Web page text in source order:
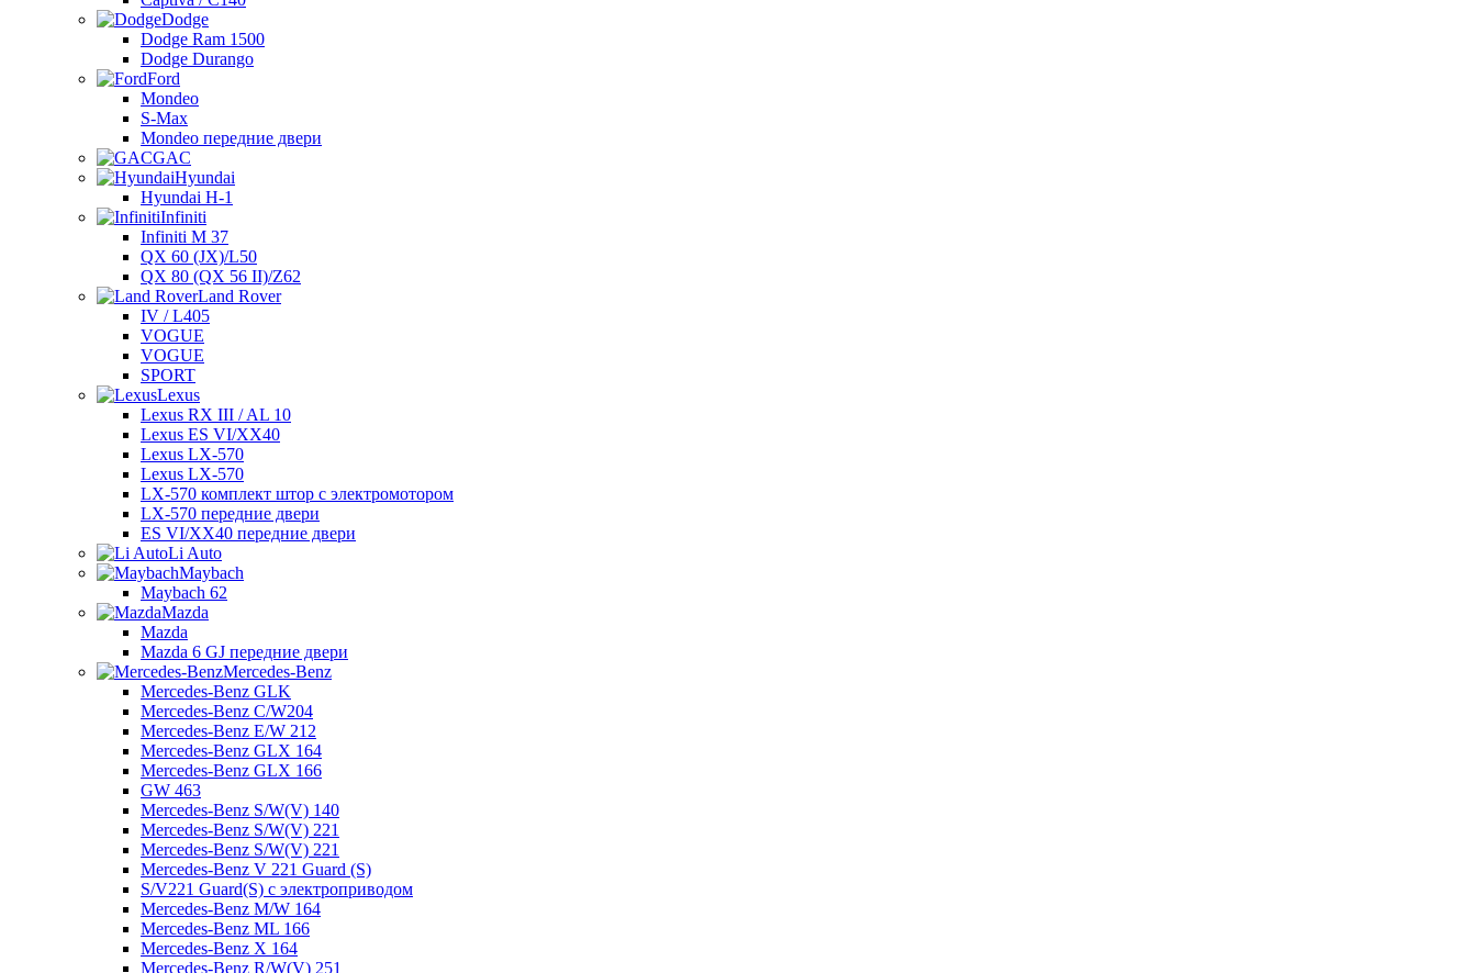
Dodge
Dodge Ram 1500
Dodge Durango
Ford
Mondeo
S-Max
Mondeo передние двери
GAC
Hyundai
Hyundai H-1
Infiniti
Infiniti M 37
QX 60 (JX)/L50
QX 80 (QX 56 II)/Z62
Land Rover
IV / L405
VOGUE
VOGUE
SPORT
Lexus
Lexus RX III / AL 10
Lexus ES VI/XX40
Lexus LX-570
Lexus LX-570
LX-570 комплект штор с электромотором
LX-570 передние двери
ES VI/XX40 передние двери
Li Auto
Maybach
Maybach 62
Mazda
Mazda
Mazda 6 GJ передние двери
Mercedes-Benz
Mercedes-Benz GLK
Mercedes-Benz C/W204
Mercedes-Benz E/W 212
Mercedes-Benz GLX 164
Mercedes-Benz GLX 166
GW 463
Mercedes-Benz S/W(V) 140
Mercedes-Benz S/W(V) 221
Mercedes-Benz S/W(V) 221
Mercedes-Benz V 221 Guard (S)
S/V221 Guard(S) с электроприводом
Mercedes-Benz M/W 164
Mercedes-Benz ML 166
Mercedes-Benz X 164
Mercedes-Benz R/W(V) 251